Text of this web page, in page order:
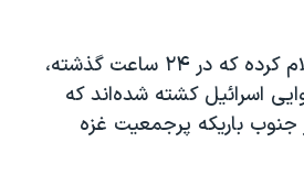
رهبری ایران
وزارت بهداشت غزه اعلام کرده که در ۲۴ ساعت گذشته،
اسرائیل کشته شده‌اند که
باریکه پرجمعیت غزه